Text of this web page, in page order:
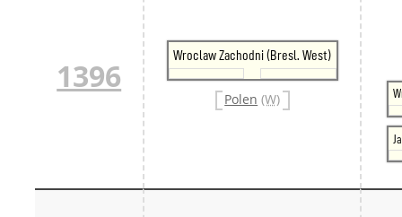
1396
Wroclaw Zachodni (Bresl. West)
Polen (W)